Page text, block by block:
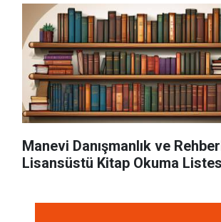
Manevi Danışmanlık ve
Lisansüstü Kitap Okuma